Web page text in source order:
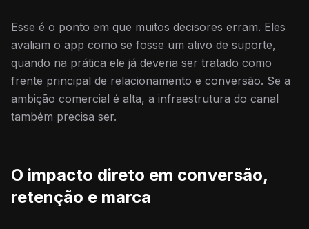
Esse é o ponto em que muitos decisores erram. Eles
avaliam o app como se fosse um ativo de suporte,
quando na prática ele já deveria ser tratado como
frente principal de relacionamento e conversão. Se a
ambição comercial é alta, a infraestrutura do canal
também precisa ser.
O impacto direto em conversão,
retenção e marca